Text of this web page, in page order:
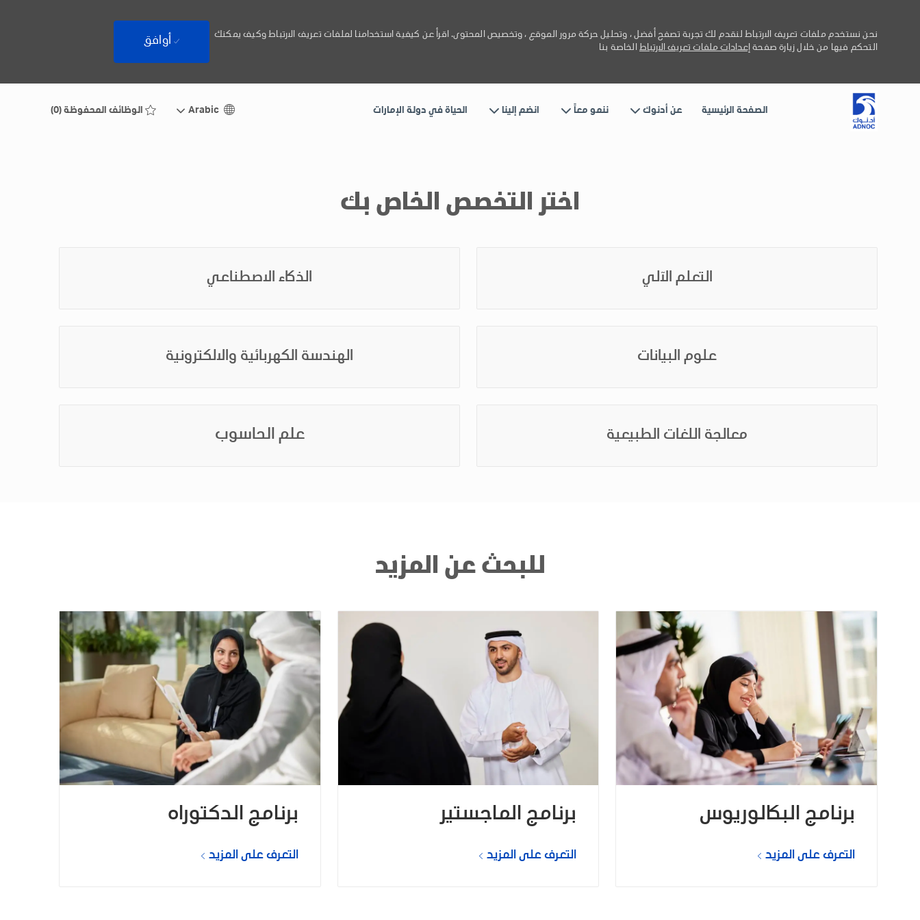
الصفحة الرئيسية عن أدنوك ننمو معاً انضم إلينا الحياة في دولة الإمارات Arabic الوظائف المحفوظة (0)
نحن نستخدم ملفات تعريف الارتباط لنقدم لك تجربة تصفح أفضل ، وتحليل حركة مرور الموقع ، وتخصيص المحتوى. اقرأ عن كيفية استخدامنا لملفات تعريف الارتباط وكيف يمكنك
التحكم فيها من خلال زيارة صفحة إعدادات ملفات تعريف الارتباط الخاصة بنا
أوافق
اختر التخصص الخاص بك
الذكاء الاصطناعي التعلم الآلي
الهندسة الكهربائية والالكترونية علوم البيانات
علم الحاسوب معالجة اللغات الطبيعية
للبحث عن المزيد
برنامج البكالوريوس
التعرف على المزيد
برنامج الماجستير
التعرف على المزيد
برنامج الدكتوراه
التعرف على المزيد